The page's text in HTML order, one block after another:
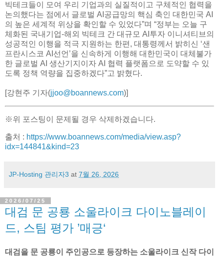
빅테크들이 모여 우리 기업과의 실질적이고 구체적인 협력을
논의했다는 점에서 글로벌 AI공급망의 핵심 축인 대한민국 AI
의 높은 세계적 위상을 확인할 수 있었다”며 “정부는 오늘 구
체화된 국내기업-해외 빅테크 간 대규모 AI투자 이니셔티브의
성공적인 이행을 적극 지원하는 한편, 대통령께서 밝히신 ‘샌
프란시스코 AI선언’을 신속하게 이행해 대한민국이 대체불가
한 글로벌 AI 생산기지이자 AI 협력 플랫폼으로 도약할 수 있
도록 정책 역량을 집중하겠다”고 밝혔다.
[강현주 기자(jjoo@boannews.com)]
※위 포스팅이 문제될 경우 삭제하겠습니다.
출처 : https://www.boannews.com/media/view.asp?
idx=144841&kind=23
JP-Hosting 관리자3 at 7월 26, 2026
2026/07/25
대검 문 공룡 소울라이크 다이노블레이
드, 스팀 평가 ’매긍‘
대검을 문 공룡이 주인공으로 등장하는 소울라이크 신작 다이